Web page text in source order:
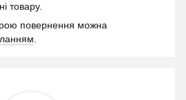
товару.
повернення можна